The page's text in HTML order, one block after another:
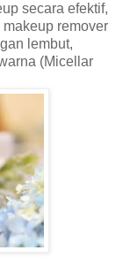
secara efektif,
remover
lembut,
(Micellar